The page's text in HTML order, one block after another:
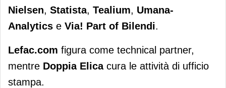
Nielsen, Statista, Tealium, Umana-
Analytics e Via! Part of Bilendi.
Lefac.com figura come technical partner,
mentre Doppia Elicacura le attività di ufficio
stampa.